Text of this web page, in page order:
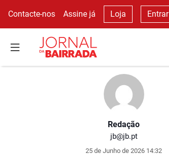
Contacte-nos Assine já Loja Entrar
Redação
jb@jb.pt
25 de Junho de 2026 14:32